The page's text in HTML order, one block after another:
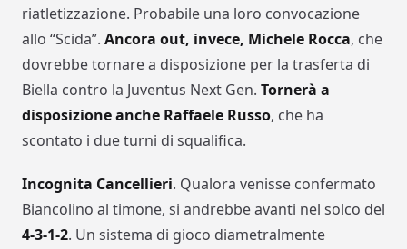
riatletizzazione. Probabile una loro convocazione
allo “Scida”. Ancora out, invece, Michele Rocca, che
dovrebbe tornare a disposizione per la trasferta di
Biella contro la Juventus Next Gen. Tornerà a
disposizione anche Raffaele Russo, che ha
scontato i due turni di squalifica.
Incognita Cancellieri. Qualora venisse confermato
Biancolino al timone, si andrebbe avanti nel solco del
4-3-1-2. Un sistema di gioco diametralmente